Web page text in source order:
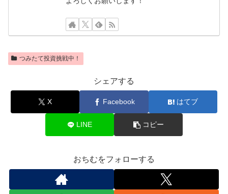
つみたて投資挑戦中！
シェアする
X Facebook はてブ
LINE コピー
おちむをフォローする